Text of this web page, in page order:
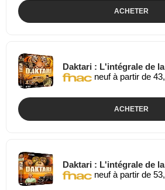
ACHETER
Daktari : L'intégrale de
neuf à partir de
ACHETER
Daktari : L'intégrale de
neuf à partir de